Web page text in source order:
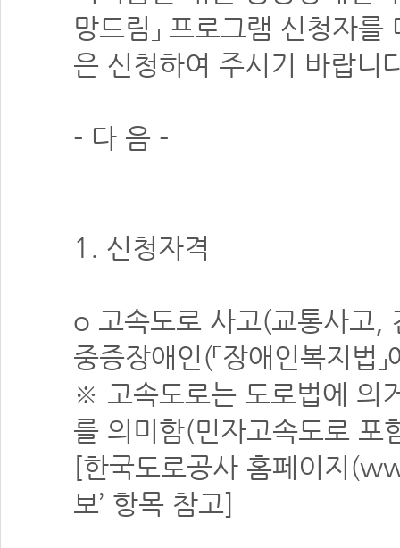
망드림」 프로그램 신청자
은 신청하여 주시기 바랍니
- 다 음 -
1. 신청자격
o 고속도로 사고(교통사고,
중증장애인(「장애인복지법
※ 고속도로는 도로법에 의
를 의미함(민자고속도로 포
[한국도로공사 홈페이지
보’ 항목 참고]